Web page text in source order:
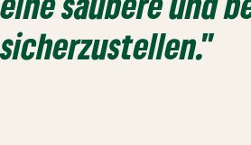
sicherzustellen."